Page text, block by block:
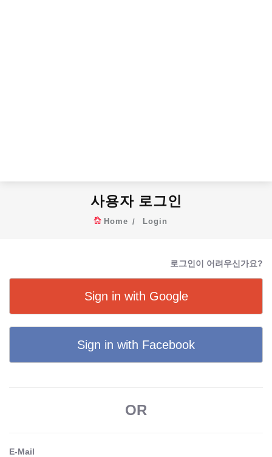
사용자 로그인
Home Login
로그인이 어려우신가요?
Sign in with Google
Sign in with Facebook
OR
E-Mail